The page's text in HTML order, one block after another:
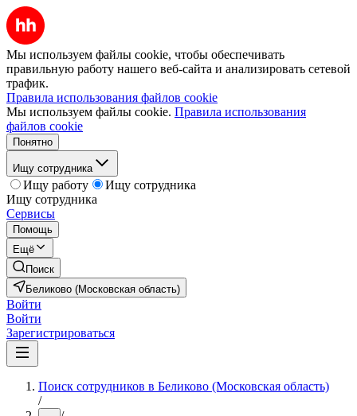
Мы используем файлы cookie, чтобы обеспечивать
правильную работу нашего веб-сайта и анализировать сетевой
трафик.
Правила использования файлов cookie
Мы используем файлы cookie. Правила использования
файлов cookie
Понятно
Ищу сотрудника
Ищу работу
Ищу сотрудника
Ищу сотрудника
Сервисы
Помощь
Ещё
Поиск
Беликово (Московская область)
Войти
Войти
Зарегистрироваться
Поиск сотрудников в Беликово (Московская область)
/